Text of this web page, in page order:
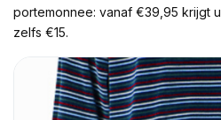
portemonnee: vanaf €39,95 krijgt
zelfs €15.